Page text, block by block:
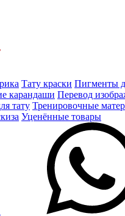
Тату краски Пигменты
карандаши Перевод
тату Тренировочные
Уценённые товары